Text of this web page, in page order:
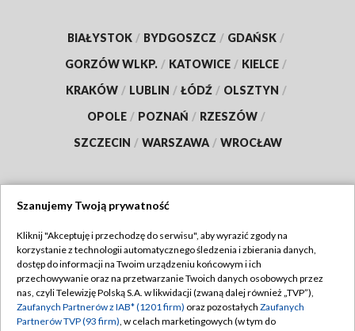
BIAŁYSTOK / BYDGOSZCZ / GDAŃSK /
GORZÓW WLKP. / KATOWICE / KIELCE /
KRAKÓW / LUBLIN / ŁÓDŹ / OLSZTYN /
OPOLE / POZNAŃ / RZESZÓW /
SZCZECIN / WARSZAWA / WROCŁAW
TVP
Abonament TVP
Emisja w TVP
Regulamin TVP
Polityka prywatności
Szanujemy Twoją prywatność
Kliknij "Akceptuję i przechodzę do serwisu", aby wyrazić zgody na
korzystanie z technologii automatycznego śledzenia i zbierania danych,
dostęp do informacji na Twoim urządzeniu końcowym i ich
przechowywanie oraz na przetwarzanie Twoich danych osobowych przez
nas, czyli Telewizję Polską S.A. w likwidacji (zwaną dalej również „TVP”),
Zaufanych Partnerów z IAB* (1201 firm) oraz pozostałych Zaufanych
Partnerów TVP (93 firm), w celach marketingowych (w tym do